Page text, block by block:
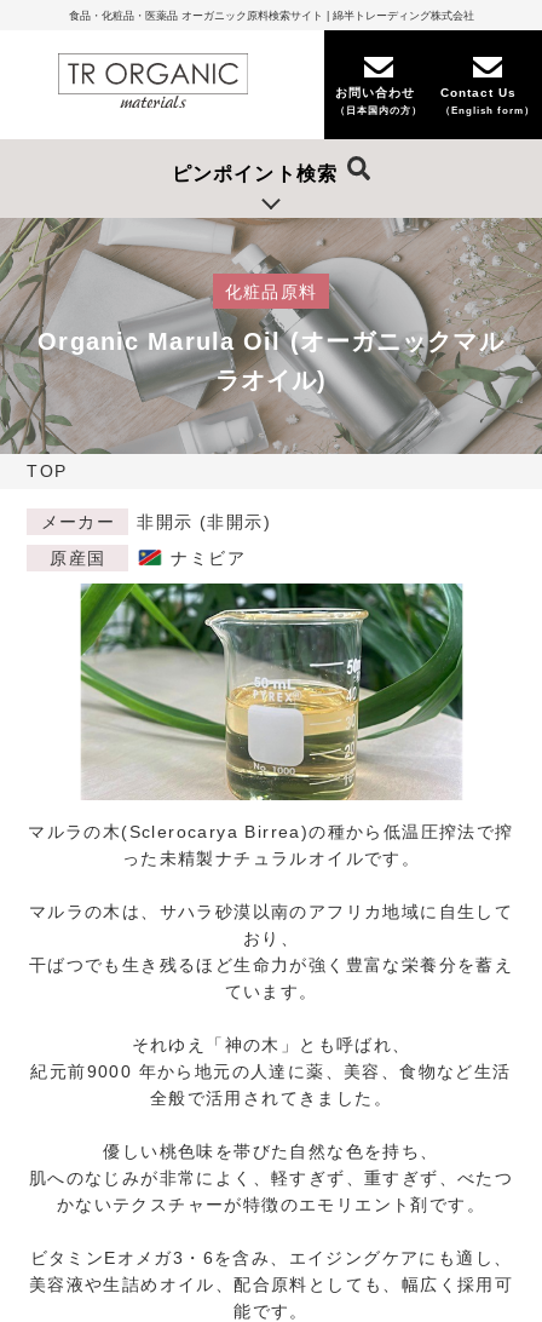
食品・化粧品・医薬品 オーガニック原料検索サイト | 綿半トレーディング株式会社
お問い合わせ
（日本国内の方）
Contact Us
（English form）
ピンポイント検索
化粧品原料
Organic Marula Oil (オーガニックマル
ラオイル)
TOP
メーカー
非開示 (非開示)
原産国
ナミビア
マルラの木(Sclerocarya Birrea)の種から低温圧搾法で搾
った未精製ナチュラルオイルです。
マルラの木は、サハラ砂漠以南のアフリカ地域に自生して
おり、
干ばつでも生き残るほど生命力が強く豊富な栄養分を蓄え
ています。
それゆえ「神の木」とも呼ばれ、
紀元前9000 年から地元の人達に薬、美容、食物など生活
全般で活用されてきました。
優しい桃色味を帯びた自然な色を持ち、
肌へのなじみが非常によく、軽すぎず、重すぎず、べたつ
かないテクスチャーが特徴のエモリエント剤です。
ビタミンEオメガ3・6を含み、エイジングケアにも適し、
美容液や生詰めオイル、配合原料としても、幅広く採用可
能です。